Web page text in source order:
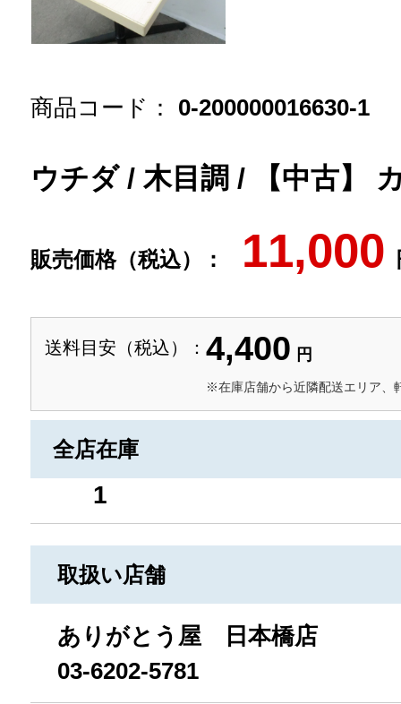
商品コード： 0-200000016630-1
ウチダ / 木目調 / 【中古】
販売価格（税込）： 11,000
送料目安（税込）： 4,400 円
※在庫店舗から近隣配送エリア、
全店在庫
1
取扱い店舗
ありがとう屋 日本橋店
03-6202-5781